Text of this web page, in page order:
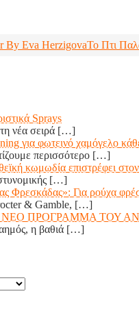
By Eva HerzigovaΤο Πτι
Sprays
νέα σειρά […]
για φωτεινό χαμόγελο
περισσότερο […]
κωμωδία επιστρέφει
[…]
Φρεσκάδας»: Για ρούχα
& Gamble, […]
ΝΕΟ ΠΡΟΓΡΑΜΜΑ ΤΟΥ
η βαθιά […]